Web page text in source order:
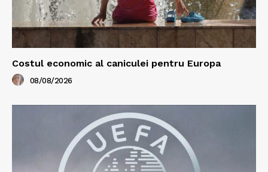
Costul economic al caniculei pentru Europa
08/08/2026